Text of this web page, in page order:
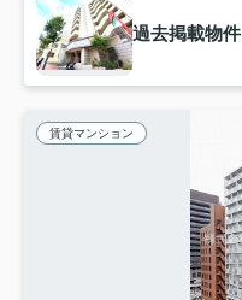
過去掲載物件
賃貸マンション